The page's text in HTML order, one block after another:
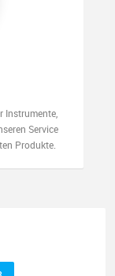
Instrumente,
Service
Produkte.